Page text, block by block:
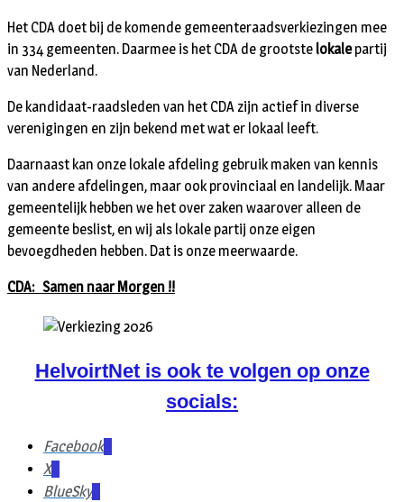
Het CDA doet bij de komende gemeenteraadsverkiezingen mee
in 334 gemeenten. Daarmee is het CDA de grootste lokalepartij
van Nederland.
De kandidaat-raadsleden van het CDA zijn actief in diverse
verenigingen en zijn bekend met wat er lokaal leeft.
Daarnaast kan onze lokale afdeling gebruik maken van kennis
van andere afdelingen, maar ook provinciaal en landelijk. Maar
gemeentelijk hebben we het over zaken waarover alleen de
gemeente beslist, en wij als lokale partij onze eigen
bevoegdheden hebben. Dat is onze meerwaarde.
CDA: Samen naar Morgen !!
HelvoirtNet is ook te volgen op onze
socials:
Facebook
X
BlueSky